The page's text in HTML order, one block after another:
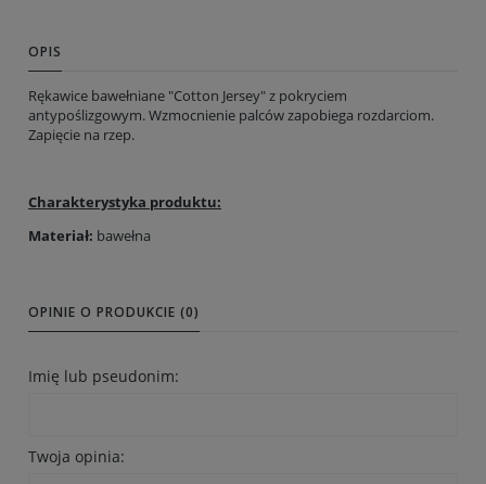
OPIS
Rękawice bawełniane "Cotton Jersey" z pokryciem
antypoślizgowym. Wzmocnienie palców zapobiega rozdarciom.
Zapięcie na rzep.
Charakterystyka produktu:
Materiał: bawełna
OPINIE O PRODUKCIE (0)
Imię lub pseudonim:
Twoja opinia: